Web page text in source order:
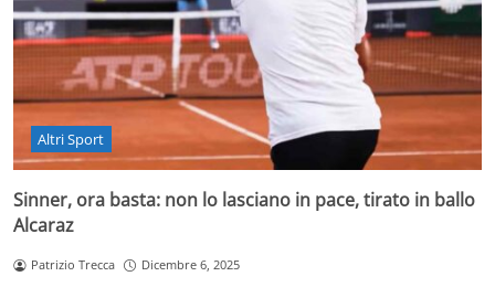
Altri Sport
Sinner, ora basta: non lo lasciano in pace, tirato in ballo
Alcaraz
Patrizio Trecca Dicembre 6, 2025